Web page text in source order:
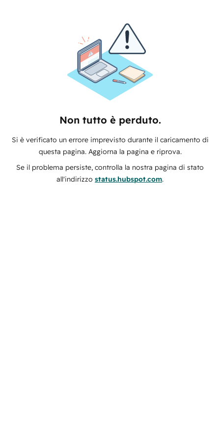
Non tutto è perduto.
Si è verificato un errore imprevisto durante il caricamento di
questa pagina. Aggiorna la pagina e riprova.
Se il problema persiste, controlla la nostra pagina di stato
all'indirizzo status.hubspot.com.